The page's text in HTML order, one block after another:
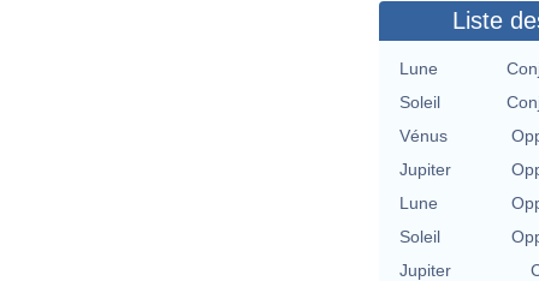
Liste
Lune
Soleil
Vénus
Jupiter
Lune
Soleil
Jupiter